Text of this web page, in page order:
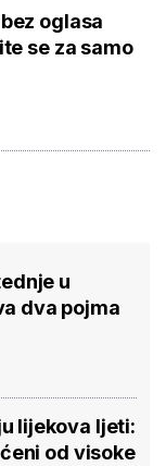
oglasa
se za samo
u
dva pojma
lijekova ljeti:
od visoke